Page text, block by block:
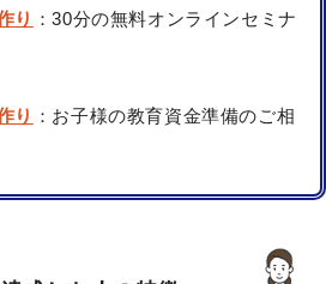
り ：30分の無料オンラインセミナ
り ：お子様の教育資金準備のご相